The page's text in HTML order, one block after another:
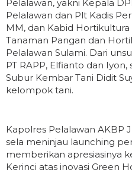
Pelalawan, yakni Kepala
Pelalawan dan Plt Kadis
MM, dan Kabid
Tanaman Pangan dan
Pelalawan Sulami. Dari
PT RAPP, Elfianto dan
Subur Kembar Tani Didit
kelompok tani.
Kapolres Pelalawan AKBP
sela meninjau launching
memberikan apresiasinya
Kerinci atas inovasi Green